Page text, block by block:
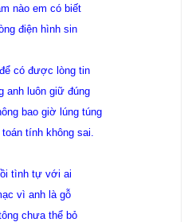
nào em có biết
điện hình sin
có được lòng tin
anh luôn giữ đúng
bao giờ lúng túng
tính không sai.
tình tự với ai
vì anh là gỗ
chưa thể bỏ